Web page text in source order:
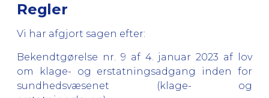
Regler
Vi har afgjort sagen efter:
Bekendtgørelse nr. 9 af 4. januar 2023 af lov
om klage- og erstatningsadgang inden for
sundhedsvæsenet (klage- og